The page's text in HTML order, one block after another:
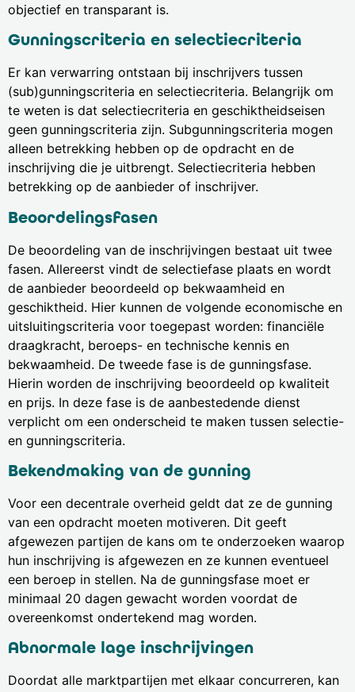
objectief en transparant is.
Gunningscriteria en selectiecriteria
Er kan verwarring ontstaan bij inschrijvers tussen
(sub)gunningscriteria en selectiecriteria. Belangrijk om
te weten is dat selectiecriteria en geschiktheidseisen
geen gunningscriteria zijn. Subgunningscriteria mogen
alleen betrekking hebben op de opdracht en de
inschrijving die je uitbrengt. Selectiecriteria hebben
betrekking op de aanbieder of inschrijver.
Beoordelingsfasen
De beoordeling van de inschrijvingen bestaat uit twee
fasen. Allereerst vindt de selectiefase plaats en wordt
de aanbieder beoordeeld op bekwaamheid en
geschiktheid. Hier kunnen de volgende economische en
uitsluitingscriteria voor toegepast worden: financiële
draagkracht, beroeps- en technische kennis en
bekwaamheid. De tweede fase is de gunningsfase.
Hierin worden de inschrijving beoordeeld op kwaliteit
en prijs. In deze fase is de aanbestedende dienst
verplicht om een onderscheid te maken tussen selectie-
en gunningscriteria.
Bekendmaking van de gunning
Voor een decentrale overheid geldt dat ze de gunning
van een opdracht moeten motiveren. Dit geeft
afgewezen partijen de kans om te onderzoeken waarop
hun inschrijving is afgewezen en ze kunnen eventueel
een beroep in stellen. Na de gunningsfase moet er
minimaal 20 dagen gewacht worden voordat de
overeenkomst ondertekend mag worden.
Abnormale lage inschrijvingen
Doordat alle marktpartijen met elkaar concurreren, kan